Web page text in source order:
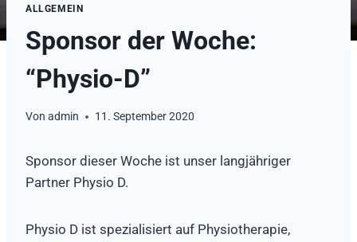
ALLGEMEIN
Sponsor der Woche:
“Physio-D”
Von admin 11. September 2020
Sponsor dieser Woche ist unser langjähriger
Partner Physio D.
Physio D ist spezialisiert auf Physiotherapie,